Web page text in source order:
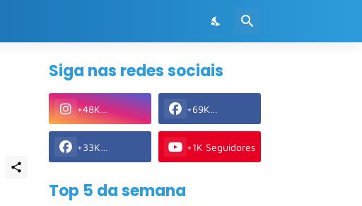
Siga nas redes sociais
+48K
Seguidores
+69K
Seguidores
+33K
Seguidores
+1K Seguidores
Top 5 da semana